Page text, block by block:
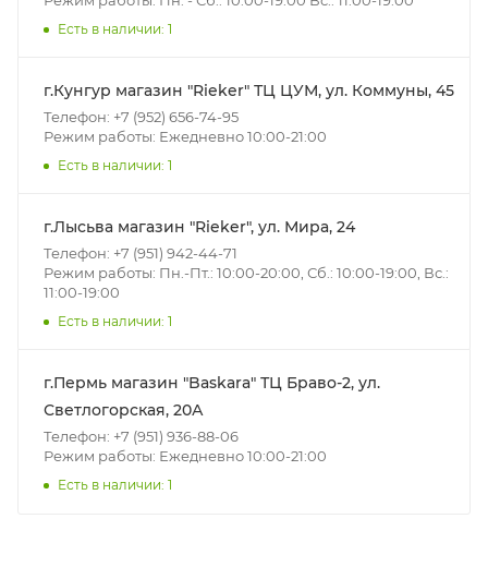
Есть в наличии: 1
г.Кунгур магазин "Rieker" ТЦ ЦУМ, ул. Коммуны, 45
Телефон: +7 (952) 656-74-95
Режим работы: Ежедневно 10:00-21:00
Есть в наличии: 1
г.Лысьва магазин "Rieker", ул. Мира, 24
Телефон: +7 (951) 942-44-71
Режим работы: Пн.-Пт.: 10:00-20:00, Сб.: 10:00-19:00, Вс.:
11:00-19:00
Есть в наличии: 1
г.Пермь магазин "Baskara" ТЦ Браво-2, ул.
Светлогорская, 20А
Телефон: +7 (951) 936-88-06
Режим работы: Ежедневно 10:00-21:00
Есть в наличии: 1